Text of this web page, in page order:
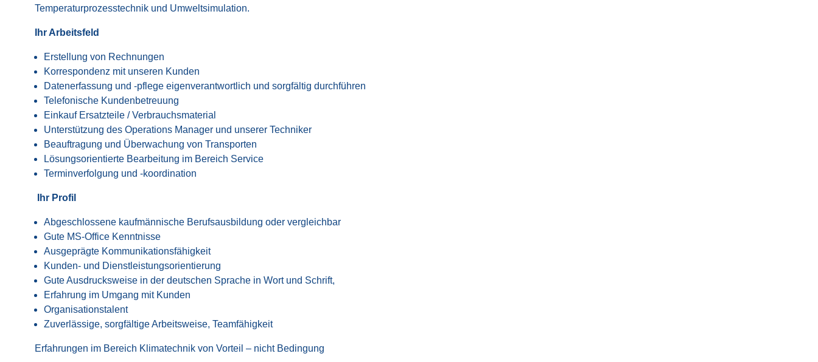
Temperaturprozesstechnik und Umweltsimulation.
Ihr Arbeitsfeld
Erstellung von Rechnungen
Korrespondenz mit unseren Kunden
Datenerfassung und -pflege eigenverantwortlich und sorgfältig durchführen
Telefonische Kundenbetreuung
Einkauf Ersatzteile / Verbrauchsmaterial
Unterstützung des Operations Manager und unserer Techniker
Beauftragung und Überwachung von Transporten
Lösungsorientierte Bearbeitung im Bereich Service
Terminverfolgung und -koordination
Ihr Profil
Abgeschlossene kaufmännische Berufsausbildung oder vergleichbar
Gute MS-Office Kenntnisse
Ausgeprägte Kommunikationsfähigkeit
Kunden- und Dienstleistungsorientierung
Gute Ausdrucksweise in der deutschen Sprache in Wort und Schrift,
Erfahrung im Umgang mit Kunden
Organisationstalent
Zuverlässige, sorgfältige Arbeitsweise, Teamfähigkeit
Erfahrungen im Bereich Klimatechnik von Vorteil – nicht Bedingung